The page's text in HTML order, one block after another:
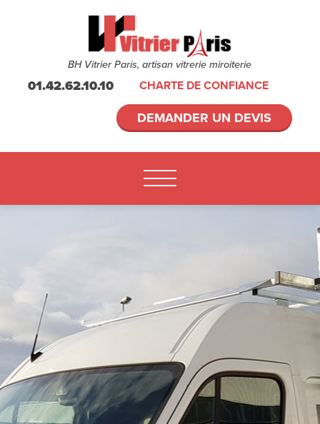
BH Vitrier Paris, artisan vitrerie miroiterie
01.42.62.10.10 CHARTE DE CONFIANCE
DEMANDER UN DEVIS